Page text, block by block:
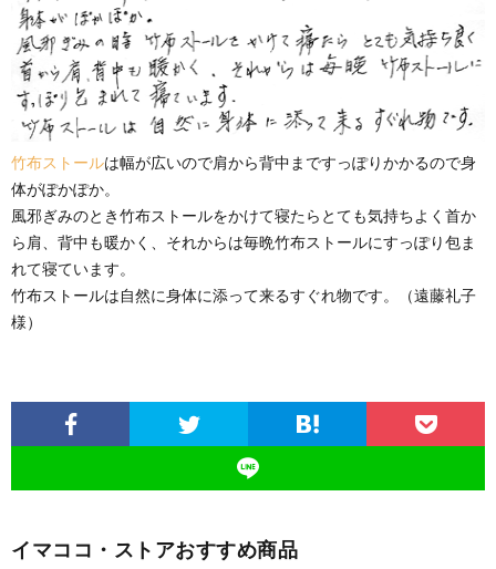
竹布ストールは幅が広いので肩から背中まですっぽりかかるので身
体がぽかぽか。
風邪ぎみのとき竹布ストールをかけて寝たらとても気持ちよく首か
ら肩、背中も暖かく、それからは毎晩竹布ストールにすっぽり包ま
れて寝ています。
竹布ストールは自然に身体に添って来るすぐれ物です。（遠藤礼子
様）
イマココ・ストアおすすめ商品